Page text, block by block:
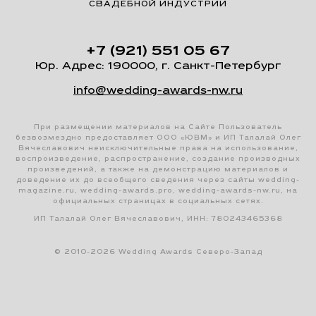
СВАДЕБНОЙ ИНДУСТРИИ
+7 (921) 551 05 67
Юр. Адрес: 190000, г. Санкт-Петербург
info@wedding-awards-nw.ru
При размещении материалов на Сайте Пользователь
безвозмездно предоставляет ООО «ЮВМ» и ИП Талалай Олег
Вячеславович неисключительные права на использование,
воспроизведение, распространение, создание производных
произведений, а также на демонстрацию материалов и
доведение их до всеобщего сведения через сайты wedding-
magazine.ru, wedding-awards.pro, wedding-awards-nw.ru, на
официальных страницах в социальных сетях.
ИП Талалай Олег Вячеславович, ИНН: 780243465368
© 2010-2026 Wedding Awards Северо-Запад